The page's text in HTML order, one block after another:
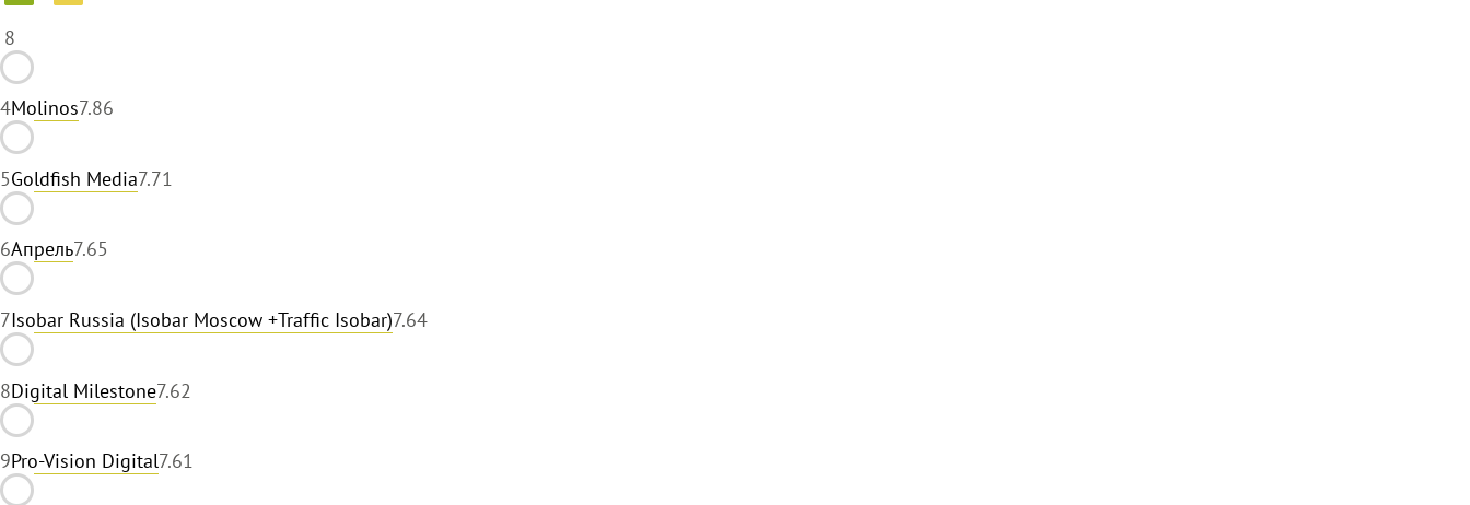
8
4Molinos7.86
5Goldfish Media7.71
6Апрель7.65
7Isobar Russia (Isobar Moscow +Traffic Isobar)7.64
8Digital Milestone7.62
9Pro-Vision Digital7.61